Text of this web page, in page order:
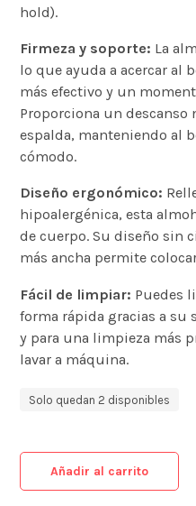
hold).
Firmeza y soporte: La
lo que ayuda a acercar al
más efectivo y un
Proporciona un descanso
espalda, manteniendo al
cómodo.
Diseño ergonómico:
hipoalergénica, esta
de cuerpo. Su diseño sin
más ancha permite
Fácil de limpiar: Puedes
forma rápida gracias a su
y para una limpieza más
lavar a máquina.
Solo quedan 2 disponibles
Añadir al carrito